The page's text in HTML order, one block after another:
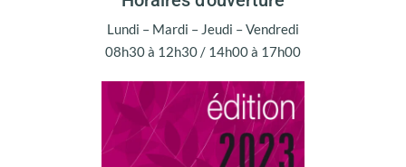
Lundi – Mardi – Jeudi – Vendredi
08h30 à 12h30 / 14h00 à 17h00